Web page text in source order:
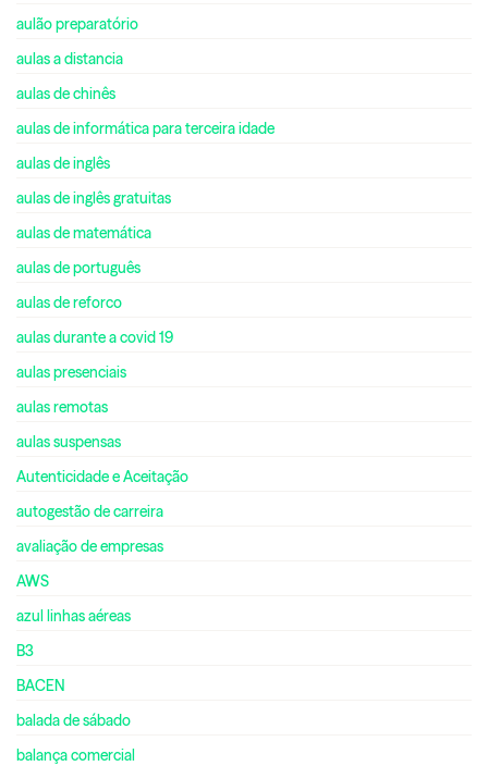
aulão preparatório
aulas a distancia
aulas de chinês
aulas de informática para terceira idade
aulas de inglês
aulas de inglês gratuitas
aulas de matemática
aulas de português
aulas de reforco
aulas durante a covid 19
aulas presenciais
aulas remotas
aulas suspensas
Autenticidade e Aceitação
autogestão de carreira
avaliação de empresas
AWS
azul linhas aéreas
B3
BACEN
balada de sábado
balança comercial